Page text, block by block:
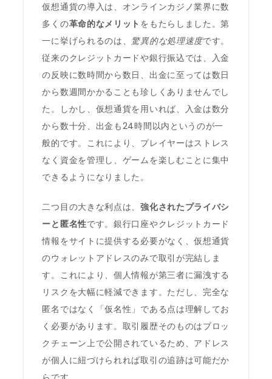
仮想通貨の導入は、オンラインカジノ業界に数
多くの革命的なメリット をもたらしました。第
一に挙げられるのは、 驚異的な処理速度です。
従来のクレジットカードや銀行振込では、入金
の反映に数時間から数日、出金に至っては数日
から数週間かかることも珍しくありませんでし
た。しかし、仮想通貨を用いれば、入金は数分
から数十分、出金も24時間以内というのが一
般的です。これにより、プレイヤーはストレス
なく資金を管理し、ゲームを楽しむことに集中
できるようになりました。
二つ目の大きな利点は、強化されたプライバシ
ーと匿名性です。銀行口座やクレジットカード
情報をサイトに提供する必要がなく、仮想通貨
のウォレットアドレスのみで取引が完結しま
す。これにより、個人情報が第三者に漏洩する
リスクを大幅に軽減できます。ただし、完全な
匿名ではなく「仮名性」である点は理解してお
く必要があります。取引履歴そのものはブロッ
クチェーン上で公開されているため、アドレス
が個人に紐づけられれば取引の追跡は可能だか